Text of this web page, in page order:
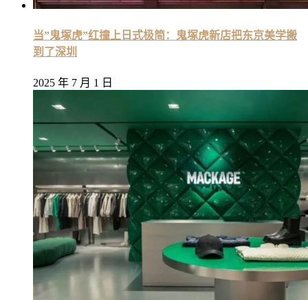
当”鬼塚虎”红撞上日式极简：鬼塚虎新店把东京美学搬
到了深圳
2025 年 7 月 1 日